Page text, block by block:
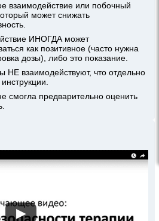
взаимодействие или побочный
может снижать
ИНОГДА может
как позитивное (часто нужна
дозы), либо это показание.
НЕ взаимодействуют, что отдельно
смогла предварительно оценить
▶